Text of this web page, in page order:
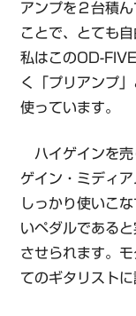
アンプを２台積
ことで、とても自
私はこのOD-
く「プリアンプ
使っています。
ハイゲインを売
ゲイン・ミディ
しっかり使いこ
いペダルであると
させられます。
てのギタリストに